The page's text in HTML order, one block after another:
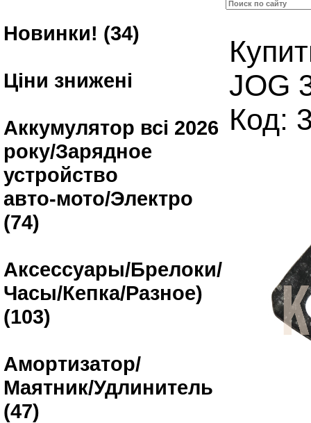
Новинки! (34)
Ціни знижені
Аккумулятор всі 2026
року/Зарядное
устройство
авто-мото/Электро
(74)
Аксессуары/Брелоки/
Часы/Кепка/Разное)
(103)
Амортизатор/
Маятник/Удлинитель
(47)
JOG
Код: